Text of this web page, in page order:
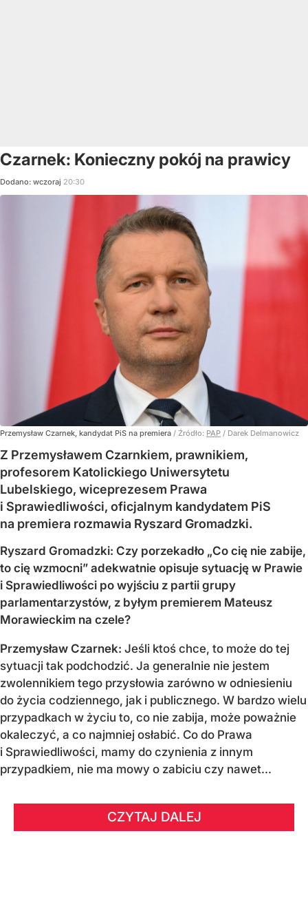
Czarnek: Konieczny pokój na prawicy
Dodano: wczoraj 20:30
Przemysław Czarnek, kandydat PiS na premiera / Źródło: PAP / Darek Delmanowicz
Z Przemysławem Czarnkiem, prawnikiem,
profesorem Katolickiego Uniwersytetu
Lubelskiego, wiceprezesem Prawa
i Sprawiedliwości, oficjalnym kandydatem PiS
na premiera rozmawia Ryszard Gromadzki.
Ryszard Gromadzki: Czy porzekadło „Co cię nie zabije,
to cię wzmocni” adekwatnie opisuje sytuację w Prawie
i Sprawiedliwości po wyjściu z partii grupy
parlamentarzystów, z byłym premierem Mateusz
Morawieckim na czele?
Przemysław Czarnek: Jeśli ktoś chce, to może do tej
sytuacji tak podchodzić. Ja generalnie nie jestem
zwolennikiem tego przysłowia zarówno w odniesieniu
do życia codziennego, jak i publicznego. W bardzo wielu
przypadkach w życiu to, co nie zabija, może poważnie
okaleczyć, a co najmniej osłabić. Co do Prawa
i Sprawiedliwości, mamy do czynienia z innym
przypadkiem, nie ma mowy o zabiciu czy nawet...
CZYTAJ DALEJ